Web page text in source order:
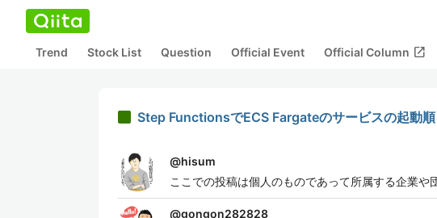
Trend Stock List Question Official Event Official Column open_in_new
Step FunctionsでECS Fargateのサービスの起動
@hisum
ここでの投稿は個人のものであって所属する企業や
@gongon282828